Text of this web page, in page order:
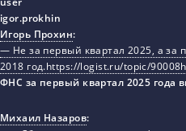
Игорь Прохин:
— Не за первый квартал 2025, а за
2018 год.https://logist.ru/topic/
ФНС за первый квартал 2025 года
Михаил Назаров: